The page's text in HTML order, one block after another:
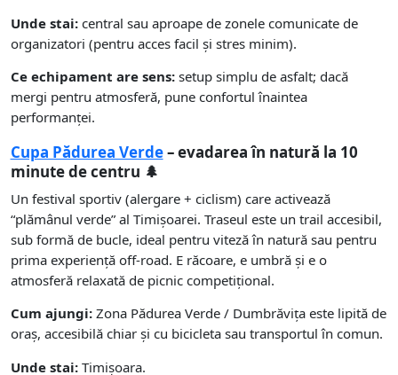
Unde stai:central sau aproape de zonele comunicate de
organizatori (pentru acces facil și stres minim).
Ce echipament are sens:setup simplu de asfalt; dacă
mergi pentru atmosferă, pune confortul înaintea
performanței.
Cupa Pădurea Verde– evadarea în natură la 10
minute de centru 🌲
Un festival sportiv (alergare + ciclism) care activează
“plămânul verde” al Timișoarei. Traseul este un trail accesibil,
sub formă de bucle, ideal pentru viteză în natură sau pentru
prima experiență off-road. E răcoare, e umbră și e o
atmosferă relaxată de picnic competițional.
Cum ajungi:Zona Pădurea Verde / Dumbrăvița este lipită de
oraș, accesibilă chiar și cu bicicleta sau transportul în comun.
Unde stai:Timișoara.